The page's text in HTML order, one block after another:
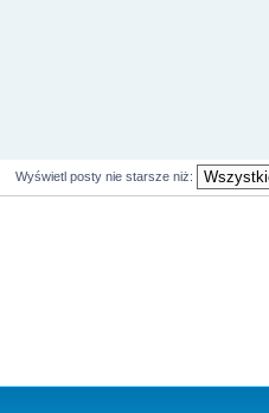
Wyświetl posty nie starsze niż: